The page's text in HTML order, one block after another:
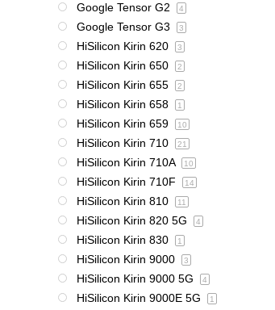
Google Tensor G2 4
Google Tensor G3 3
HiSilicon Kirin 620 3
HiSilicon Kirin 650 2
HiSilicon Kirin 655 2
HiSilicon Kirin 658 1
HiSilicon Kirin 659 10
HiSilicon Kirin 710 21
HiSilicon Kirin 710A 10
HiSilicon Kirin 710F 14
HiSilicon Kirin 810 11
HiSilicon Kirin 820 5G 4
HiSilicon Kirin 830 1
HiSilicon Kirin 9000 3
HiSilicon Kirin 9000 5G 4
HiSilicon Kirin 9000E 5G 1